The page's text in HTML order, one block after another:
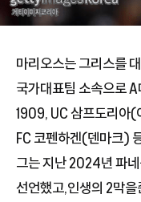
마리오스는 그리스를
국가대표팀 소속으로
1909, UC 삼프도리아(
FC 코펜하겐(덴마크)
그는 지난 2024년 파
선언했고,인생의 2막을